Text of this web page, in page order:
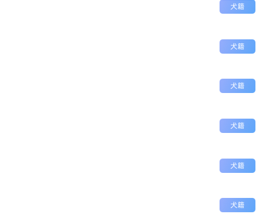
犬籍
犬籍
犬籍
犬籍
犬籍
犬籍